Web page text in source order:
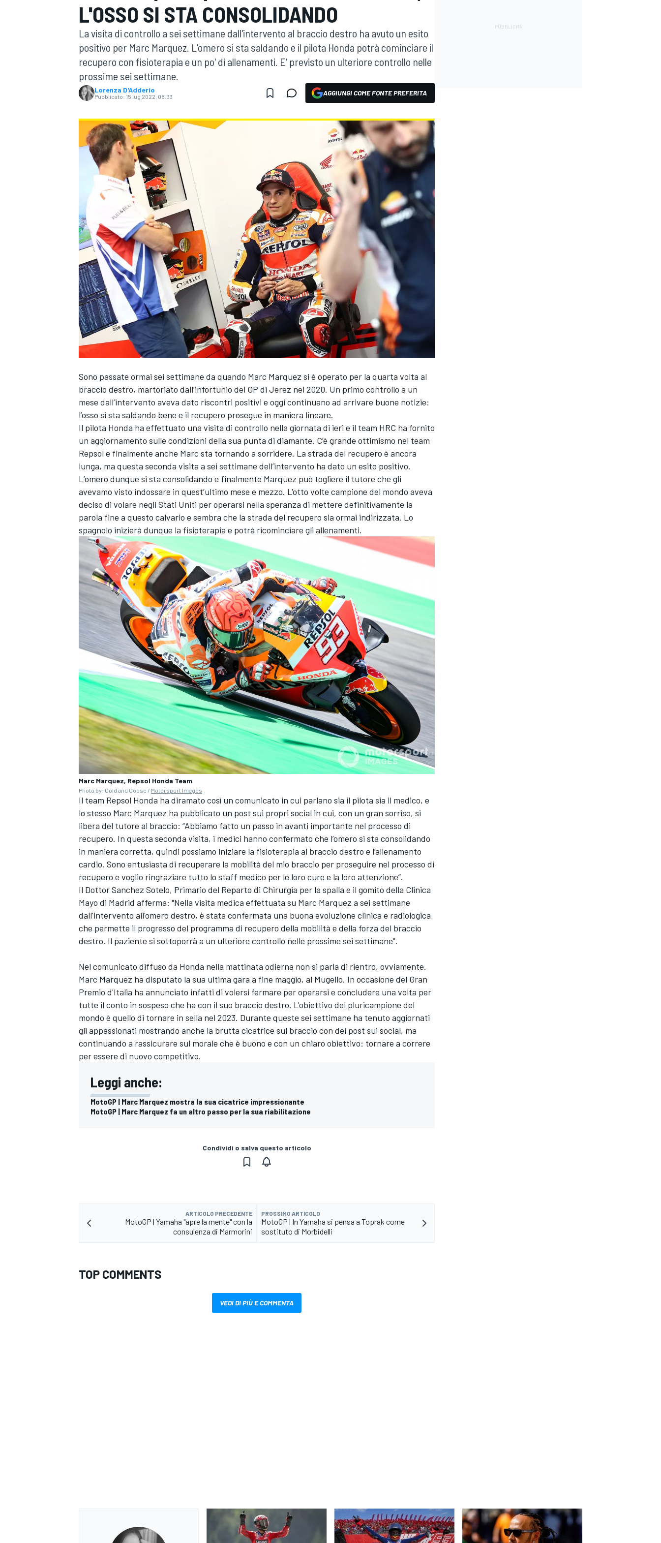
MOTOGP WEC
WRC
MONOPOSTO
ENDURANCE/GT
L'OSSO SI STA CONSOLIDANDO
La visita di controllo a sei settimane dall'intervento al braccio destro ha avuto un esito
positivo per Marc Marquez. L'omero si sta saldando e il pilota Honda potrà cominciare il
recupero con fisioterapia e un po' di allenamenti. E' previsto un ulteriore controllo nelle
prossime sei settimane.
Lorenza D'Adderio
Pubblicato: 15 lug 2022, 08:33 AGGIUNGI COME FONTE PREFERITA
Sono passate ormai sei settimane da quando Marc Marquez si è operato per la quarta volta al
braccio destro, martoriato dall’infortunio del GP di Jerez nel 2020. Un primo controllo a un
mese dall’intervento aveva dato riscontri positivi e oggi continuano ad arrivare buone notizie:
l’osso si sta saldando bene e il recupero prosegue in maniera lineare.
Il pilota Honda ha effettuato una visita di controllo nella giornata di ieri e il team HRC ha fornito
un aggiornamento sulle condizioni della sua punta di diamante. C’è grande ottimismo nel team
Repsol e finalmente anche Marc sta tornando a sorridere. La strada del recupero è ancora
lunga, ma questa seconda visita a sei settimane dell’intervento ha dato un esito positivo.
L’omero dunque si sta consolidando e finalmente Marquez può togliere il tutore che gli
avevamo visto indossare in quest’ultimo mese e mezzo. L'otto volte campione del mondo aveva
deciso di volare negli Stati Uniti per operarsi nella speranza di mettere definitivamente la
parola fine a questo calvario e sembra che la strada del recupero sia ormai indirizzata. Lo
spagnolo inizierà dunque la fisioterapia e potrà ricominciare gli allenamenti.
Marc Marquez, Repsol Honda Team
Photo by: Gold and Goose / Motorsport Images
Il team Repsol Honda ha diramato così un comunicato in cui parlano sia il pilota sia il medico, e
lo stesso Marc Marquez ha pubblicato un post sui propri social in cui, con un gran sorriso, si
libera del tutore al braccio: “Abbiamo fatto un passo in avanti importante nel processo di
recupero. In questa seconda visita, i medici hanno confermato che l’omero si sta consolidando
in maniera corretta, quindi possiamo iniziare la fisioterapia al braccio destro e l’allenamento
cardio. Sono entusiasta di recuperare la mobilità del mio braccio per proseguire nel processo di
recupero e voglio ringraziare tutto lo staff medico per le loro cure e la loro attenzione”.
Il Dottor Sanchez Sotelo, Primario del Reparto di Chirurgia per la spalla e il gomito della Clinica
Mayo di Madrid afferma: "Nella visita medica effettuata su Marc Marquez a sei settimane
dall'intervento all'omero destro, è stata confermata una buona evoluzione clinica e radiologica
che permette il progresso del programma di recupero della mobilità e della forza del braccio
destro. Il paziente si sottoporrà a un ulteriore controllo nelle prossime sei settimane".
Nel comunicato diffuso da Honda nella mattinata odierna non si parla di rientro, ovviamente.
Marc Marquez ha disputato la sua ultima gara a fine maggio, al Mugello. In occasione del Gran
Premio d'Italia ha annunciato infatti di volersi fermare per operarsi e concludere una volta per
tutte il conto in sospeso che ha con il suo braccio destro. L'obiettivo del pluricampione del
mondo è quello di tornare in sella nel 2023. Durante queste sei settimane ha tenuto aggiornati
gli appassionati mostrando anche la brutta cicatrice sul braccio con dei post sui social, ma
continuando a rassicurare sul morale che è buono e con un chiaro obiettivo: tornare a correre
per essere di nuovo competitivo.
Leggi anche:
MotoGP | Marc Marquez mostra la sua cicatrice impressionante
MotoGP | Marc Marquez fa un altro passo per la sua riabilitazione
Condividi o salva questo articolo
ARTICOLO PRECEDENTE
MotoGP | Yamaha "apre la mente" con la
consulenza di Marmorini
PROSSIMO ARTICOLO
MotoGP | In Yamaha si pensa a Toprak come
sostituto di Morbidelli
TOP COMMENTS
VEDI DI PIÙ E COMMENTA